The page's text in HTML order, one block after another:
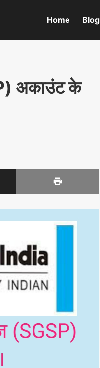
Home Blog
अकाउंट के